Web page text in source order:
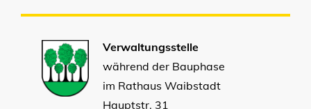
Verwaltungsstelle
während der Bauphase
im Rathaus Waibstadt
Hauptstr. 31